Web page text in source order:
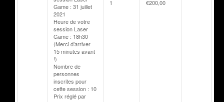
Game : 31 juillet
2021
Heure de votre
session Laser
Game : 18h30
(Merci d’arriver
15 minutes avant
!)
Nombre de
personnes
inscrites pour
cette session : 10
Prix réglé par
1 €200,00